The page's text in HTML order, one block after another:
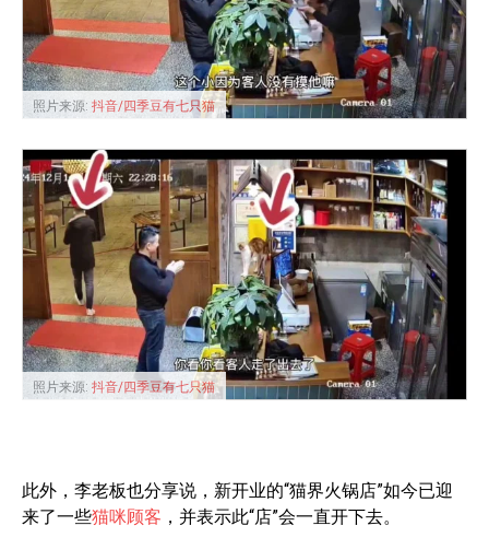
照片来源: 抖音/四季豆有七只猫
照片来源: 抖音/四季豆有七只猫
此外，李老板也分享说，新开业的“猫界火锅店”如今已迎
来了一些猫咪顾客 ，并表示此“店”会一直开下去。